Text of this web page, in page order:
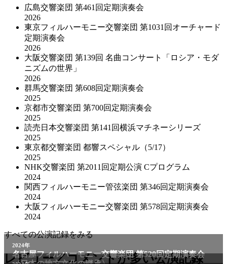
広島交響楽団 第461回定期演奏会
2026
東京フィルハーモニー交響楽団 第1031回オーチャード
定期演奏会
2026
大阪交響楽団 第139回 名曲コンサート「ロシア・モダ
ニズムの世界」
2026
群馬交響楽団 第608回定期演奏会
2025
京都市交響楽団 第700回定期演奏会
2025
読売日本交響楽団 第141回横浜マチネーシリーズ
2025
東京都交響楽団 都響スペシャル（5/17）
2025
NHK交響楽団 第2011回定期公演 Cプログラム
2024
関西フィルハーモニー管弦楽団 第346回定期演奏会
2024
大阪フィルハーモニー交響楽団 第578回定期演奏会
2024
すべての公演記録をみる
レビュー／コメントが多い公演記録
2024年
名古屋フィルハーモニー交響楽団 第520回定期演奏会